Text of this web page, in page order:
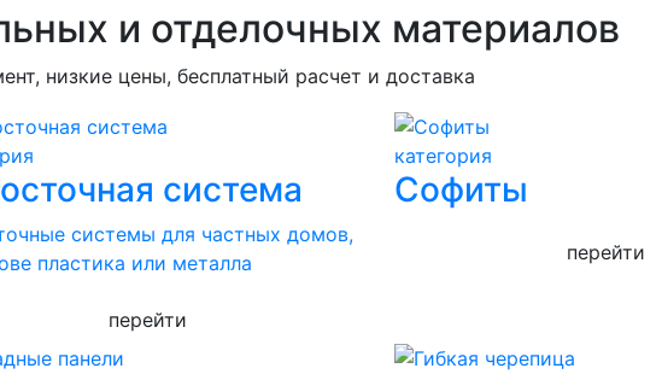
и отделочных материалов
низкие цены, бесплатный расчет и доставка
система
системы для частных домов,
пластика или металла
перейти
категория
Софиты
перейти